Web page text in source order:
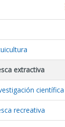
extractiva
científica
recreativa